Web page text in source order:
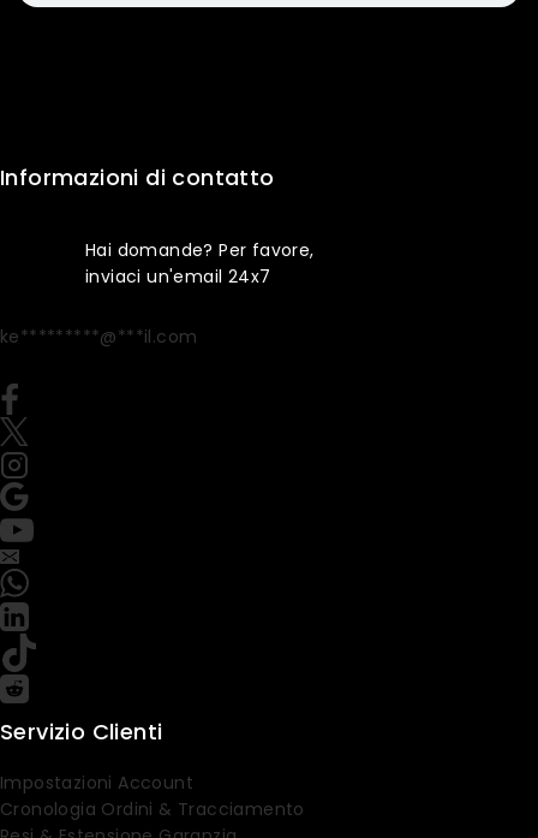
Informazioni di contatto
Hai domande? Per favore,
inviaci un'email 24x7
ke*********@***il.com
Servizio Clienti
Impostazioni Account
Cronologia Ordini & Tracciamento